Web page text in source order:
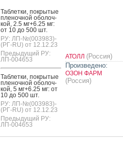
Таб­летки, пок­ры­тые
пле­ноч­ной обо­лоч­
кой, 2.5 мг+6.25 мг:
от 10 до 500 шт.
РУ: ЛП-№(003983)-
(РГ-RU) от 12.12.23
Предыдущий РУ:
ЛП-004653
Таб­летки, пок­ры­тые
пле­ноч­ной обо­лоч­
кой, 5 мг+6.25 мг: от
10 до 500 шт.
РУ: ЛП-№(003983)-
(РГ-RU) от 12.12.23
Предыдущий РУ:
ЛП-004653
АТОЛЛ (Россия)
Произведено:
ОЗОН ФАРМ
(Россия)